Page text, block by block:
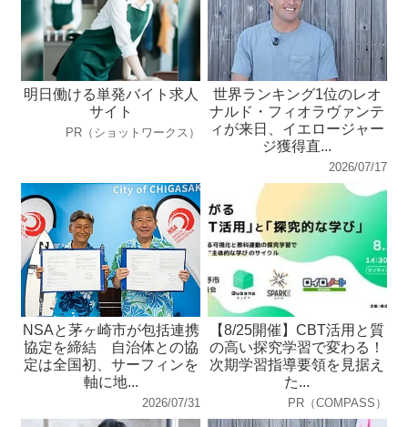
明日働ける単発バイト求人
サイト
PR（ショットワークス）
世界ランキング1位のレオ
ナルド・フィオラヴァンテ
ィが来日、イエロージャー
ジ獲得直...
2026/07/17
NSAと茅ヶ崎市が包括連携
協定を締結 自治体との協
定は全国初、サーフィンを
軸に地...
2026/07/31
【8/25開催】CBT活用と質
の高い探究学習で変わる！
次期学習指導要領を見据え
た...
PR（COMPASS）